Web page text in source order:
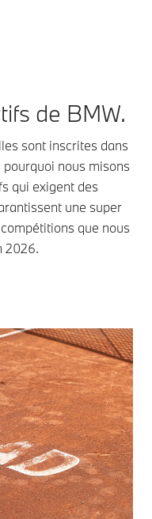
de BMW.
sont inscrites dans
pourquoi nous misons
qui exigent des
une super
que nous
2026.